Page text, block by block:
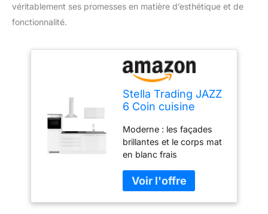
véritablement ses promesses en matière d’esthétique et de
fonctionnalité.
Stella Trading JAZZ
6 Coin cuisine
électroménager en
blanc brillant -
Cuisine intégrée
spacieuse avec
beaucoup de place
et de rangement -
260 x 200 x 60 cm
Moderne : les façades
brillantes et le corps mat
en blanc frais
parfaitement avec le plan
de travail en gris pierre
foncé. Les poignées